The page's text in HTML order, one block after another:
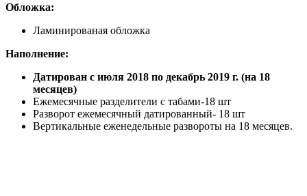
Обложка:
Ламинированая обложка
Наполнение:
Датирован с июля 2018 по декабрь 2019 г. (на 18
месяцев)
Ежемесячные разделители с табами-18 шт
Разворот ежемесячный датированный- 18 шт
Вертикальные еженедельные развороты на 18 месяцев.